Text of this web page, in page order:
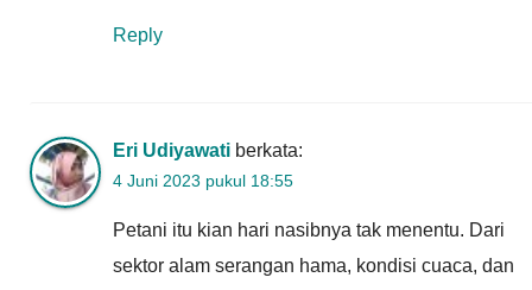
Reply
Eri Udiyawati berkata:
4 Juni 2023 pukul 18:55
Petani itu kian hari nasibnya tak menentu. Dari
sektor alam serangan hama, kondisi cuaca, dan